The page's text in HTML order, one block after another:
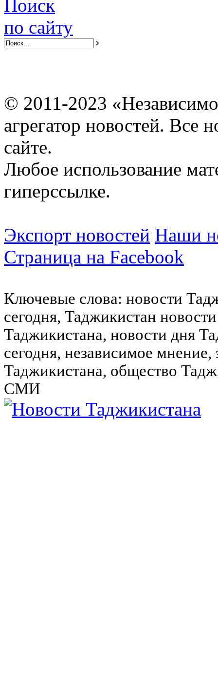
Поиск
по сайту
© 2011-2023
агрегатор новостей. Все
сайте.
Любое использование
гиперссылке.
Экспорт новостей Наши
Страница на Facebook
Ключевые слова: новости
сегодня, Таджикистан
Таджикистана, новости дня
сегодня, независимое
Таджикистана, общество
СМИ